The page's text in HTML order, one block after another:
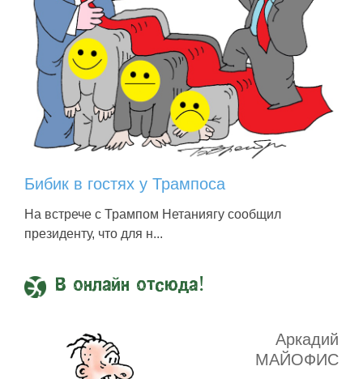
Бибик в гостях у Трампоса
На встрече с Трампом Нетаниягу сообщил
президенту, что для н...
В онлайн отсюда!
Аркадий
МАЙОФИС